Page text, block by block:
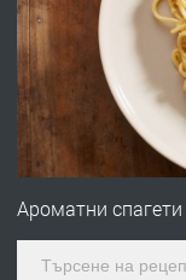
ПРЕДЛАГА
Ароматни спагети